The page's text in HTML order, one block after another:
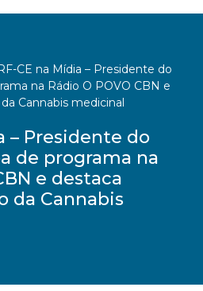
CE na Mídia – Presidente do
na Rádio O POVO CBN e
Cannabis medicinal
– Presidente do
de programa na
e destaca
da Cannabis